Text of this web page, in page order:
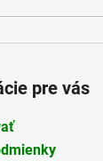
pre vás